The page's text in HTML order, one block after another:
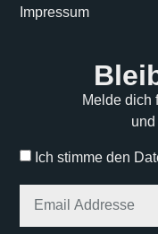
Impressum
Melde dich
Ich stimme den